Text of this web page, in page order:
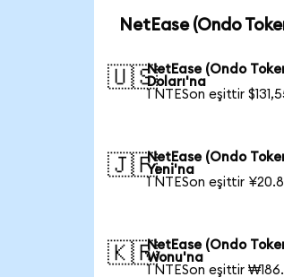
NetEase (Ondo
🇺🇸NetEase (Ondo
Doları'na
1 NTESon eşittir
🇯🇵NetEase (Ondo
Yeni'na
1 NTESon eşittir
🇰🇷NetEase (Ondo
Wonu'na
1 NTESon eşittir